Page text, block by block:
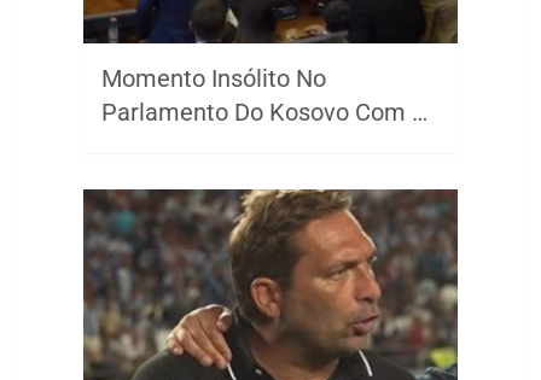
Momento Insólito No
Parlamento Do Kosovo Com …